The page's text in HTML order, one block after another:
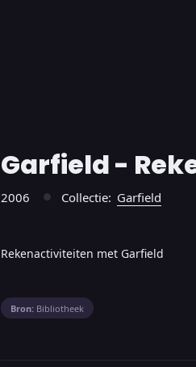
Garfield -
2006 ● Collectie: Garfield
Rekenactiviteiten met Garfield
Bron: Bibliotheek